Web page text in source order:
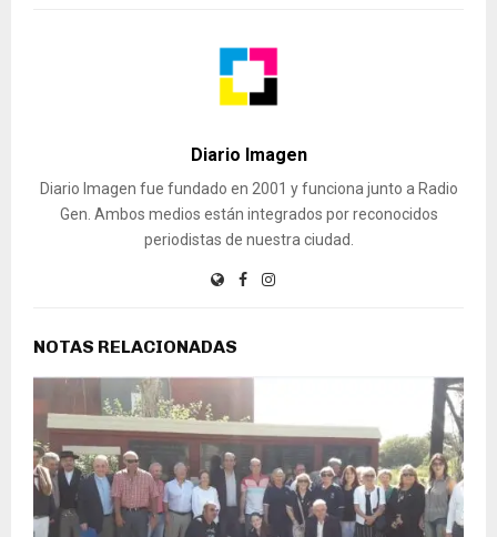
Diario Imagen
Diario Imagen fue fundado en 2001 y funciona junto a Radio
Gen. Ambos medios están integrados por reconocidos
periodistas de nuestra ciudad.
NOTAS RELACIONADAS